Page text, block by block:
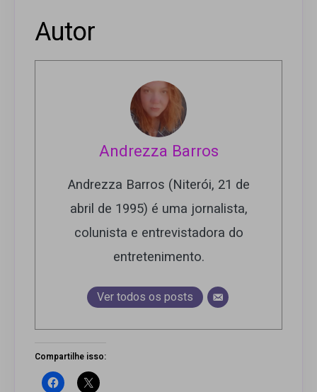
Autor
Andrezza Barros
Andrezza Barros (Niterói, 21 de
abril de 1995) é uma jornalista,
colunista e entrevistadora do
entretenimento.
Ver todos os posts
Compartilhe isso: